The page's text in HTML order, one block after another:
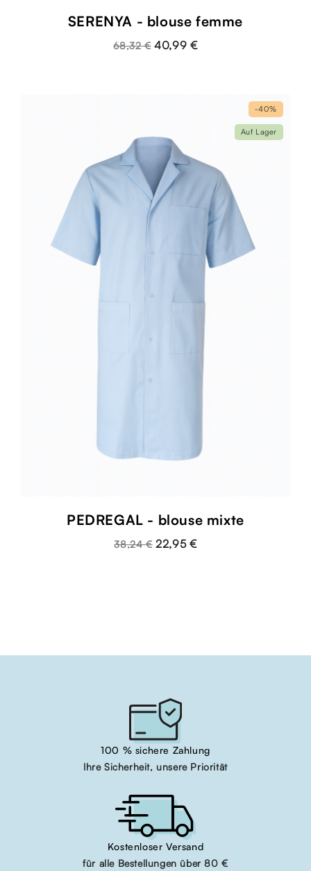
SERENYA - blouse femme
68,32 € 40,99 €
PEDREGAL - blouse mixte
38,24 € 22,95 €
-40%
Auf Lager
100 % sichere Zahlung
Ihre Sicherheit, unsere Priorität
Kostenloser Versand
für alle Bestellungen über 80 €